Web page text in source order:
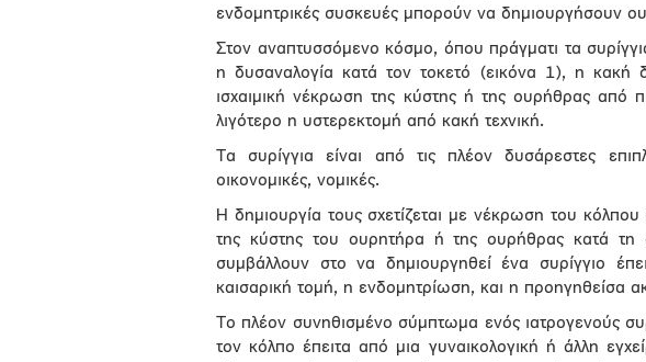
ενδομητρικές συσκευές μπορούν να δημιουργήσουν
Στον αναπτυσσόμενο κόσμο, όπου πράγματι τα
η δυσαναλογία κατά τον τοκετό (εικόνα 1), η κακή
ισχαιμική νέκρωση της κύστης ή της ουρήθρας από
λιγότερο η υστερεκτομή από κακή τεχνική.
Τα συρίγγια είναι από τις πλέον δυσάρεστες
οικονομικές, νομικές.
Η δημιουργία τους σχετίζεται με νέκρωση του
της κύστης του ουρητήρα ή της ουρήθρας κατά τη
συμβάλλουν στο να δημιουργηθεί ένα συρίγγιο
καισαρική τομή, η ενδομητρίωση, και η προηγηθείσα
Το πλέον συνηθισμένο σύμπτωμα ενός ιατρογενούς
τον κόλπο έπειτα από μια γυναικολογική ή άλλη